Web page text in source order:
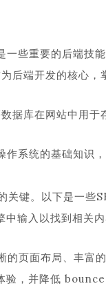
些重要的后端技能
端开发的核心，
库在网站中用于
系统的基础知识
键。以下是一些
输入以找到相关
页面布局、丰富
验，并降低